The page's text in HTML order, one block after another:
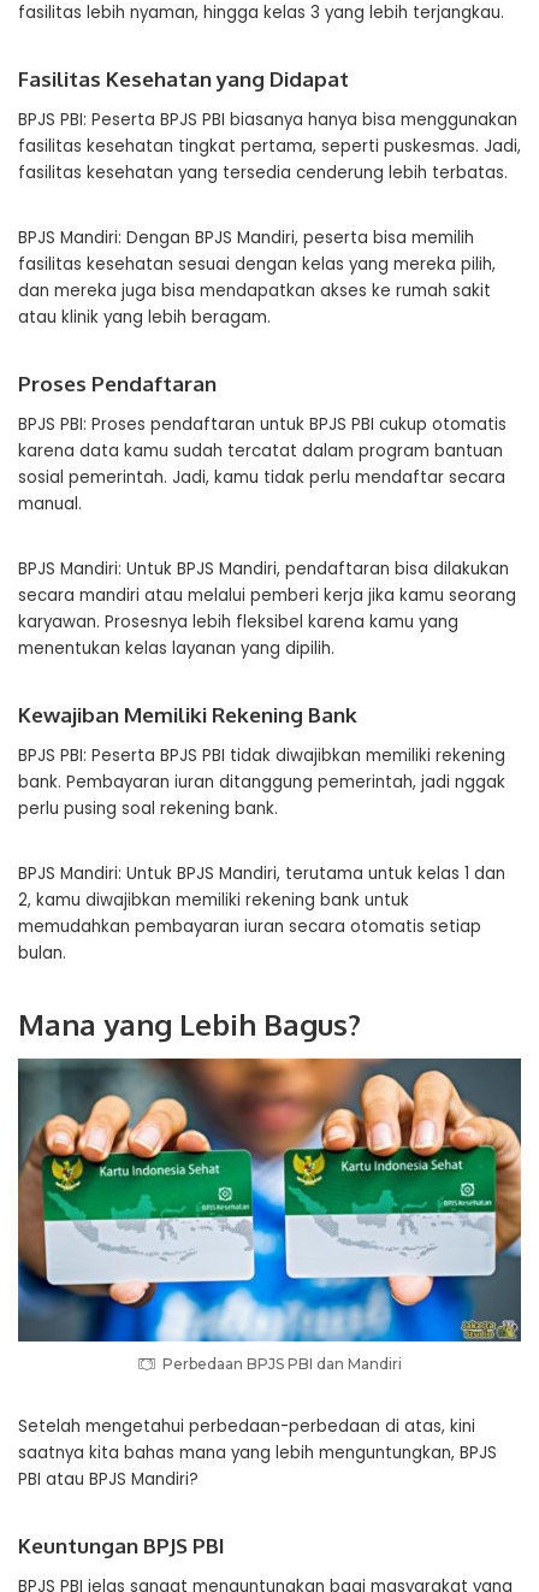
fasilitas lebih nyaman, hingga kelas 3 yang lebih terjangkau.
Fasilitas Kesehatan yang Didapat
BPJS PBI: Peserta BPJS PBI biasanya hanya bisa menggunakan
fasilitas kesehatan tingkat pertama, seperti puskesmas. Jadi,
fasilitas kesehatan yang tersedia cenderung lebih terbatas.
BPJS Mandiri: Dengan BPJS Mandiri, peserta bisa memilih
fasilitas kesehatan sesuai dengan kelas yang mereka pilih,
dan mereka juga bisa mendapatkan akses ke rumah sakit
atau klinik yang lebih beragam.
Proses Pendaftaran
BPJS PBI: Proses pendaftaran untuk BPJS PBI cukup otomatis
karena data kamu sudah tercatat dalam program bantuan
sosial pemerintah. Jadi, kamu tidak perlu mendaftar secara
manual.
BPJS Mandiri: Untuk BPJS Mandiri, pendaftaran bisa dilakukan
secara mandiri atau melalui pemberi kerja jika kamu seorang
karyawan. Prosesnya lebih fleksibel karena kamu yang
menentukan kelas layanan yang dipilih.
Kewajiban Memiliki Rekening Bank
BPJS PBI: Peserta BPJS PBI tidak diwajibkan memiliki rekening
bank. Pembayaran iuran ditanggung pemerintah, jadi nggak
perlu pusing soal rekening bank.
BPJS Mandiri: Untuk BPJS Mandiri, terutama untuk kelas 1 dan
2, kamu diwajibkan memiliki rekening bank untuk
memudahkan pembayaran iuran secara otomatis setiap
bulan.
Mana yang Lebih Bagus?
Perbedaan BPJS PBI dan Mandiri
Setelah mengetahui perbedaan-perbedaan di atas, kini
saatnya kita bahas mana yang lebih menguntungkan, BPJS
PBI atau BPJS Mandiri?
Keuntungan BPJS PBI
BPJS PBI jelas sangat menguntungkan bagi masyarakat yang